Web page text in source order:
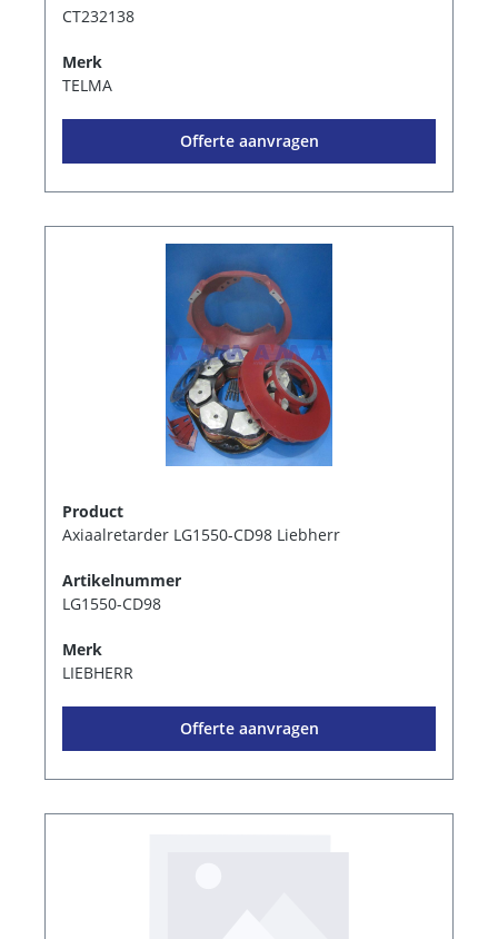
CT232138
Merk
TELMA
Offerte aanvragen
Product
Axiaalretarder LG1550-CD98 Liebherr
Artikelnummer
LG1550-CD98
Merk
LIEBHERR
Offerte aanvragen